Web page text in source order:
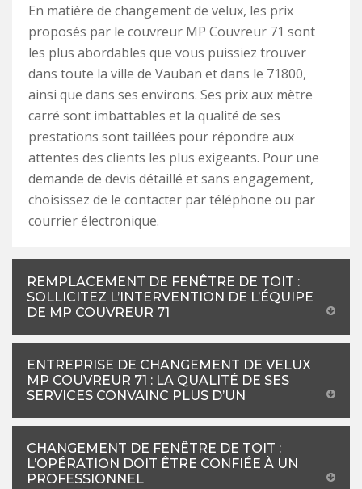
En matière de changement de velux, les prix
proposés par le couvreur MP Couvreur 71 sont
les plus abordables que vous puissiez trouver
dans toute la ville de Vauban et dans le 71800,
ainsi que dans ses environs. Ses prix aux mètre
carré sont imbattables et la qualité de ses
prestations sont taillées pour répondre aux
attentes des clients les plus exigeants. Pour une
demande de devis détaillé et sans engagement,
choisissez de le contacter par téléphone ou par
courrier électronique.
REMPLACEMENT DE FENÊTRE DE TOIT :
SOLLICITEZ L’INTERVENTION DE L’ÉQUIPE
DE MP COUVREUR 71
ENTREPRISE DE CHANGEMENT DE VELUX
MP COUVREUR 71 : LA QUALITÉ DE SES
SERVICES CONVAINC PLUS D’UN
CHANGEMENT DE FENÊTRE DE TOIT :
L’OPÉRATION DOIT ÊTRE CONFIÉE À UN
PROFESSIONNEL